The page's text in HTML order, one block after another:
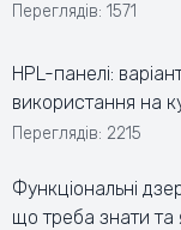
Переглядів: 1571
HPL-панелі:
використання на
Переглядів: 2215
Функціональні
що треба знати та